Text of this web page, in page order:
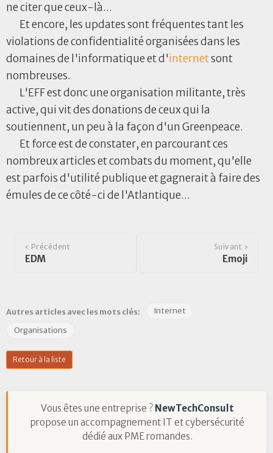
ne citer que ceux-là...
Et encore, les updates sont fréquentes tant les
violations de confidentialité organisées dans les
domaines de l'informatique et d'internetsont
nombreuses.
L'EFF est donc une organisation militante, très
active, qui vit des donations de ceux qui la
soutiennent, un peu à la façon d'un Greenpeace.
Et force est de constater, en parcourant ces
nombreux articles et combats du moment, qu'elle
est parfois d'utilité publique et gagnerait à faire des
émules de ce côté-ci de l'Atlantique...
‹ Précédent
EDM
Suivant ›
Emoji
Autres articles avec les mots clés:
Internet
Organisations
Retour à la liste
Vous êtes une entreprise ? NewTechConsult
propose un accompagnement IT et cybersécurité
dédié aux PME romandes.